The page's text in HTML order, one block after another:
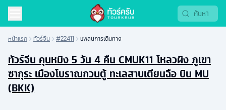
หน้าแรก ทัวร์จีน #22411 แพลนการเดินทาง
ทัวร์จีน คุนหมิง 5 วัน 4 คืน CMUK11 โหลวผิง ภูเขา
ซากุระ เมืองโบราณกวนตู้ ทะเลสาบเตียนฉือ บิน MU
(BKK)